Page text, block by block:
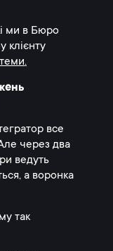
ми в Бюро
клієнту
все
через два
ведуть
а воронка
так